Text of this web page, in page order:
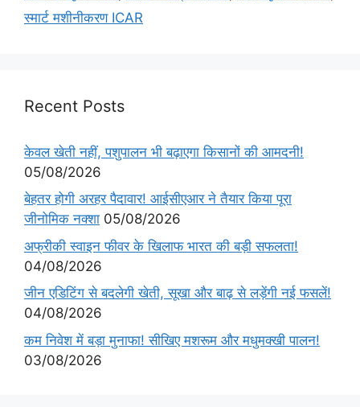
स्मार्ट मशीनीकरण ICAR
Recent Posts
केवल खेती नहीं, पशुपालन भी बढ़ाएगा किसानों की आमदनी!
05/08/2026
बेहतर होगी अरहर पैदावार! आईसीएआर ने तैयार किया पूरा
जीनोमिक नक्शा 05/08/2026
अफ्रीकी स्वाइन फीवर के खिलाफ भारत की बड़ी सफलता!
04/08/2026
जीन एडिटिंग से बदलेगी खेती, सूखा और बाढ़ से लड़ेंगी नई फसलें!
04/08/2026
कम निवेश में बड़ा मुनाफा! सीखिए मशरूम और मधुमक्खी पालन!
03/08/2026